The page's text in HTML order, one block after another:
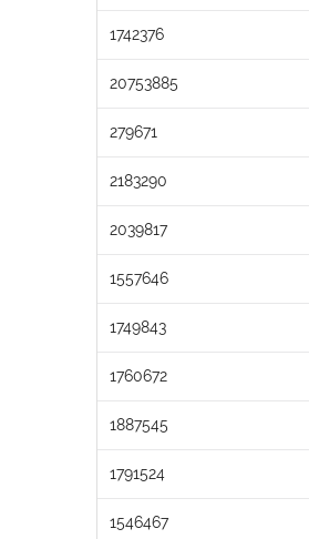
1742376
20753885
279671
2183290
2039817
1557646
1749843
1760672
1887545
1791524
1546467